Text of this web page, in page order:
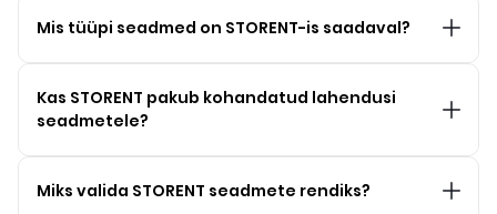
Mis tüüpi seadmed on STORENT-is saadaval?
Kas STORENT pakub kohandatud lahendusi
seadmetele?
Miks valida STORENT seadmete rendiks?